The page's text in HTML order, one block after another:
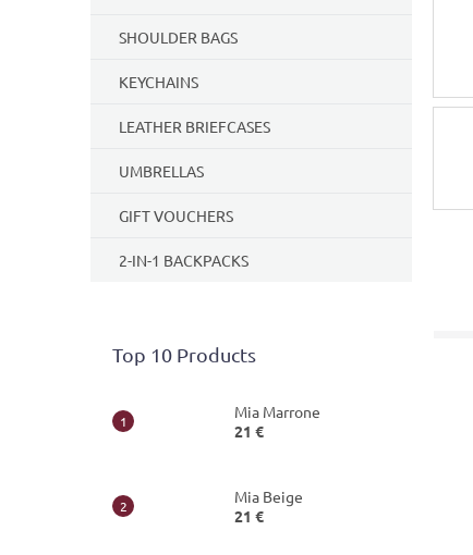
SHOULDER BAGS
KEYCHAINS
LEATHER BRIEFCASES
UMBRELLAS
GIFT VOUCHERS
2-IN-1 BACKPACKS
Top 10 Products
Mia Marrone
21 €
Mia Beige
21 €